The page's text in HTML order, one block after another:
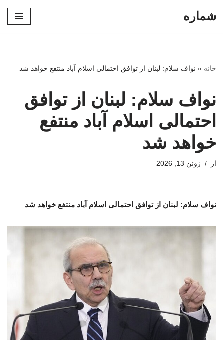
شماره
خانه » نواف سلام: لبنان از توافق احتمالی اسلام آباد منتفع خواهد شد
نواف سلام: لبنان از توافق
احتمالی اسلام آباد منتفع
خواهد شد
از ژوئن 13, 2026
نواف سلام: لبنان از توافق احتمالی اسلام آباد منتفع خواهد شد